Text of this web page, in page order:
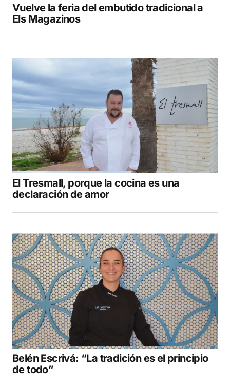
Vuelve la feria del embutido tradicional a
Els Magazinos
El Tresmall, porque la cocina es una
declaración de amor
Belén Escrivá: “La tradición es el principio
de todo”